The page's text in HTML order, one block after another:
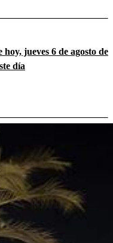
jueves 6 de agosto de
día